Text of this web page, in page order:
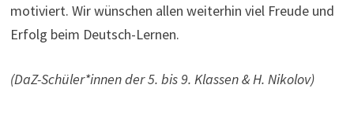
motiviert. Wir wünschen allen weiterhin viel Freude und
Erfolg beim Deutsch-Lernen.
(DaZ-Schüler*innen der 5. bis 9. Klassen & H. Nikolov)